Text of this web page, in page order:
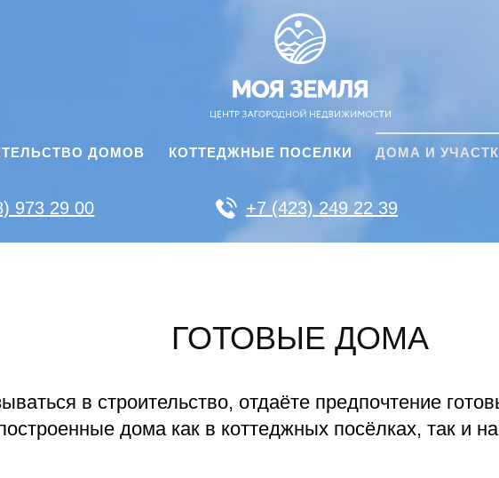
ДОМОВ КОТТЕДЖНЫЕ ПОСЕЛКИ ДОМА И
973 29 00 +7 (423) 249 22 39
ГОТОВЫЕ ДОМА
в строительство, отдаёте предпочтение
дома как в коттеджных посёлках, так и